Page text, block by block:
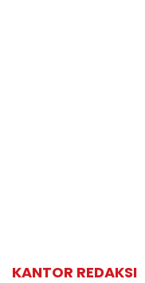
KANTOR REDAKSI